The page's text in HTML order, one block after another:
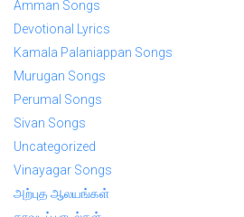
Amman Songs
Devotional Lyrics
Kamala Palaniappan Songs
Murugan Songs
Perumal Songs
Sivan Songs
Uncategorized
Vinayagar Songs
அற்புத ஆலயங்கள்